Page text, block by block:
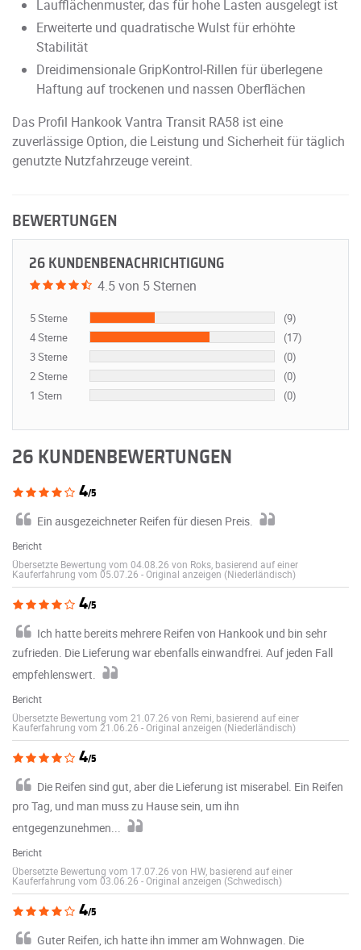
Laufflächenmuster, das für hohe Lasten ausgelegt ist
Erweiterte und quadratische Wulst für erhöhte
Stabilität
Dreidimensionale GripKontrol-Rillen für überlegene
Haftung auf trockenen und nassen Oberflächen
Das Profil Hankook Vantra Transit RA58 ist eine
zuverlässige Option, die Leistung und Sicherheit für täglich
genutzte Nutzfahrzeuge vereint.
BEWERTUNGEN
26 KUNDENBENACHRICHTIGUNG
4.5 von 5 Sternen
5 Sterne
(9)
4 Sterne
(17)
3 Sterne
(0)
2 Sterne
(0)
1 Stern
(0)
26 KUNDENBEWERTUNGEN
4/5
Ein ausgezeichneter Reifen für diesen Preis.
Bericht
Übersetzte Bewertung vom 04.08.26 von Roks, basierend auf einer
Kauferfahrung vom 05.07.26 -Original anzeigen (Niederländisch)
4/5
Ich hatte bereits mehrere Reifen von Hankook und bin sehr
zufrieden. Die Lieferung war ebenfalls einwandfrei. Auf jeden Fall
empfehlenswert.
Bericht
Übersetzte Bewertung vom 21.07.26 von Remi, basierend auf einer
Kauferfahrung vom 21.06.26 -Original anzeigen (Niederländisch)
4/5
Die Reifen sind gut, aber die Lieferung ist miserabel. Ein Reifen
pro Tag, und man muss zu Hause sein, um ihn
entgegenzunehmen...
Bericht
Übersetzte Bewertung vom 17.07.26 von HW, basierend auf einer
Kauferfahrung vom 03.06.26 -Original anzeigen (Schwedisch)
4/5
Guter Reifen, ich hatte ihn immer am Wohnwagen. Die